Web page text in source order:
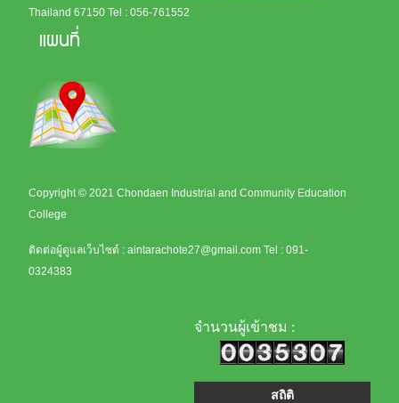
Thailand 67150 Tel : 056-761552
แผนที่
Copyright © 2021 Chondaen Industrial and Community Education
College
ติดต่อผู้ดูแลเว็บไซต์ : aintarachote27@gmail.com Tel : 091-
0324383
จำนวนผู้เข้าชม :
สถิติ